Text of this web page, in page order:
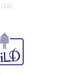
(10)